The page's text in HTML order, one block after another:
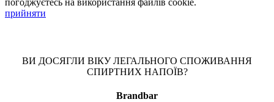
прийняти
ВИ ДОСЯГЛИ ВІКУ ЛЕГАЛЬНОГО СПОЖИВАННЯ
СПИРТНИХ НАПОЇВ?
Brandbar